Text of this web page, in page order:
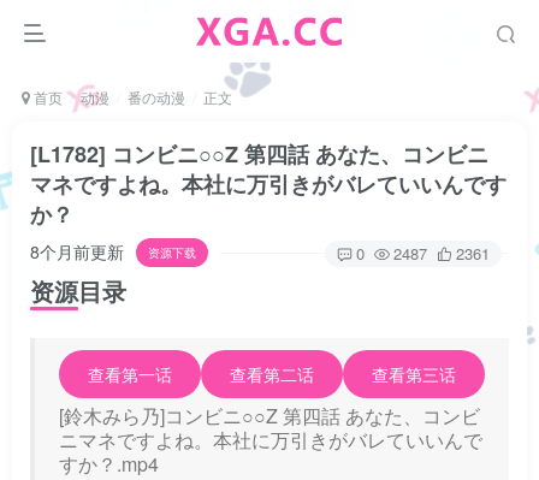
首页 动漫 番の动漫 正文
[L1782] コンビニ○○Z 第四話 あなた、コンビニ
マネですよね。本社に万引きがバレていいんです
か？
8个月前更新 资源下载 0 2487 2361
资源目录
查看第一话 查看第二话 查看第三话
[鈴木みら乃]コンビニ○○Z 第四話 あなた、コンビ
ニマネですよね。本社に万引きがバレていいんで
すか？.mp4